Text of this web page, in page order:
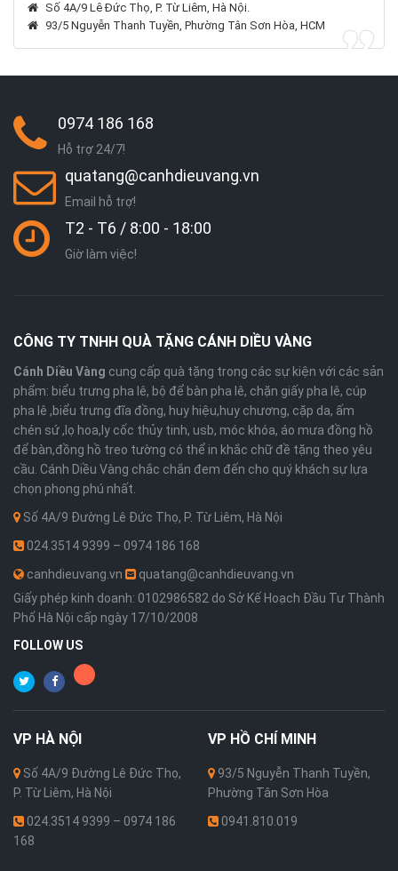
Số 4A/9 Lê Đức Thọ, P. Từ Liêm, Hà Nội.
93/5 Nguyễn Thanh Tuyền, Phường Tân Sơn Hòa, HCM
0974 186 168
Hỗ trợ 24/7!
quatang@canhdieuvang.vn
Email hỗ trợ!
T2 - T6 / 8:00 - 18:00
Giờ làm việc!
CÔNG TY TNHH QUÀ TẶNG CÁNH DIỀU VÀNG
Cánh Diều Vàng cung cấp quà tặng trong các sự kiện với các sản
phẩm: biểu trưng pha lê, bộ để bàn pha lê, chặn giấy pha lê, cúp
pha lê ,biểu trưng đĩa đồng, huy hiệu,huy chương, cặp da, ấm
chén sứ ,lọ hoa,ly cốc thủy tinh, usb, móc khóa, áo mưa đồng hồ
để bàn,đồng hồ treo tường có thể in khắc chữ đề tặng theo yêu
cầu. Cánh Diều Vàng chắc chắn đem đến cho quý khách sự lựa
chọn phong phú nhất.
Số 4A/9 Đường Lê Đức Thọ, P. Từ Liêm, Hà Nội
024.3514 9399 – 0974 186 168
canhdieuvang.vn
quatang@canhdieuvang.vn
Giấy phép kinh doanh: 0102986582 do Sở Kế Hoạch Đầu Tư Thành
Phố Hà Nội cấp ngày 17/10/2008
FOLLOW US
VP HÀ NỘI
Số 4A/9 Đường Lê Đức Thọ,
P. Từ Liêm, Hà Nội
024.3514 9399 – 0974 186
168
VP HỒ CHÍ MINH
93/5 Nguyễn Thanh Tuyền,
Phường Tân Sơn Hòa
0941.810.019